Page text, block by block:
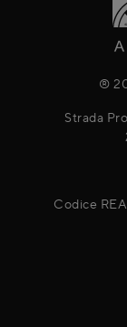
®
Strada
Codice